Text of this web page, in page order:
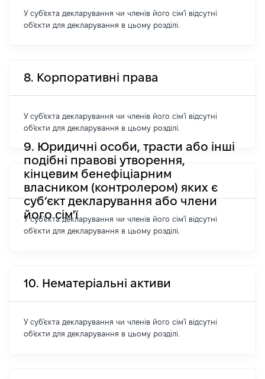
У суб'єкта декларування чи членів його сім'ї відсутні
об'єкти для декларування в цьому розділі.
8. Корпоративні права
У суб'єкта декларування чи членів його сім'ї відсутні
об'єкти для декларування в цьому розділі.
9. Юридичні особи, трасти або інші
подібні правові утворення,
кінцевим бенефіціарним
власником (контролером) яких є
суб’єкт декларування або члени
його сім'ї
У суб'єкта декларування чи членів його сім'ї відсутні
об'єкти для декларування в цьому розділі.
10. Нематеріальні активи
У суб'єкта декларування чи членів його сім'ї відсутні
об'єкти для декларування в цьому розділі.